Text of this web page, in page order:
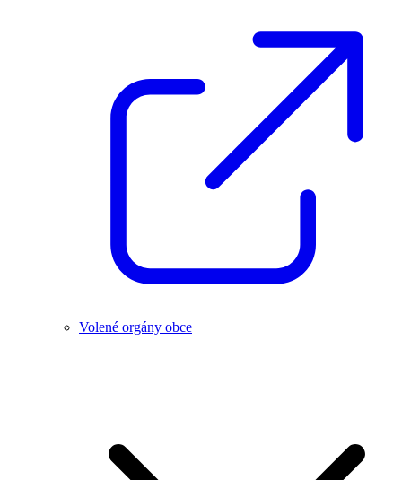
Volené orgány obce